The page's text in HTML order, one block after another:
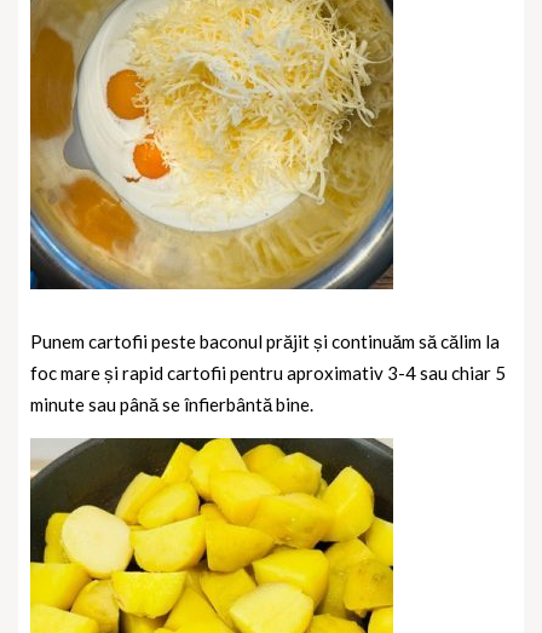
Punem cartofii peste baconul prăjit și continuăm să călim la
foc mare și rapid cartofii pentru aproximativ 3-4 sau chiar 5
minute sau până se înfierbântă bine.